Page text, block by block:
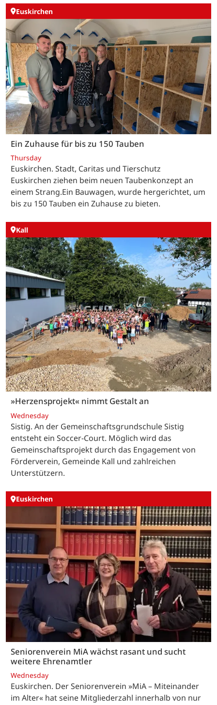
Euskirchen
Ein Zuhause für bis zu 150 Tauben
Thursday
Euskirchen. Stadt, Caritas und Tierschutz
Euskirchen ziehen beim neuen Taubenkonzept an
einem Strang.Ein Bauwagen, wurde hergerichtet, um
bis zu 150 Tauben ein Zuhause zu bieten.
Kall
»Herzensprojekt« nimmt Gestalt an
Wednesday
Sistig. An der Gemeinschaftsgrundschule Sistig
entsteht ein Soccer-Court. Möglich wird das
Gemeinschaftsprojekt durch das Engagement von
Förderverein, Gemeinde Kall und zahlreichen
Unterstützern.
Euskirchen
Seniorenverein MiA wächst rasant und sucht
weitere Ehrenamtler
Wednesday
Euskirchen. Der Seniorenverein »MiA – Miteinander
im Alter« hat seine Mitgliederzahl innerhalb von nur